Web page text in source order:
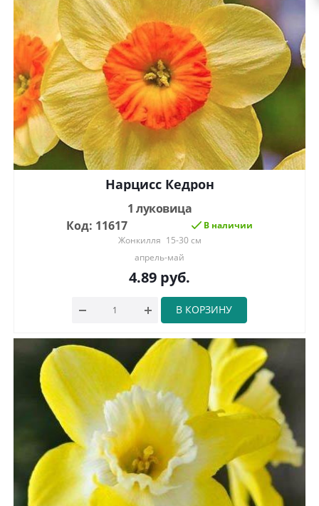
Нарцисс Кедрон
1 луковица
Код: 11617
В наличии
Жонкилля 15-30 см
апрель-май
4.89 руб.
В КОРЗИНУ